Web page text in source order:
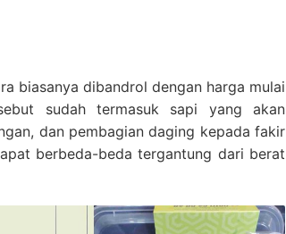
biasanya dibandrol dengan harga mulai
sudah termasuk sapi yang akan
dan pembagian daging kepada fakir
berbeda-beda tergantung dari berat